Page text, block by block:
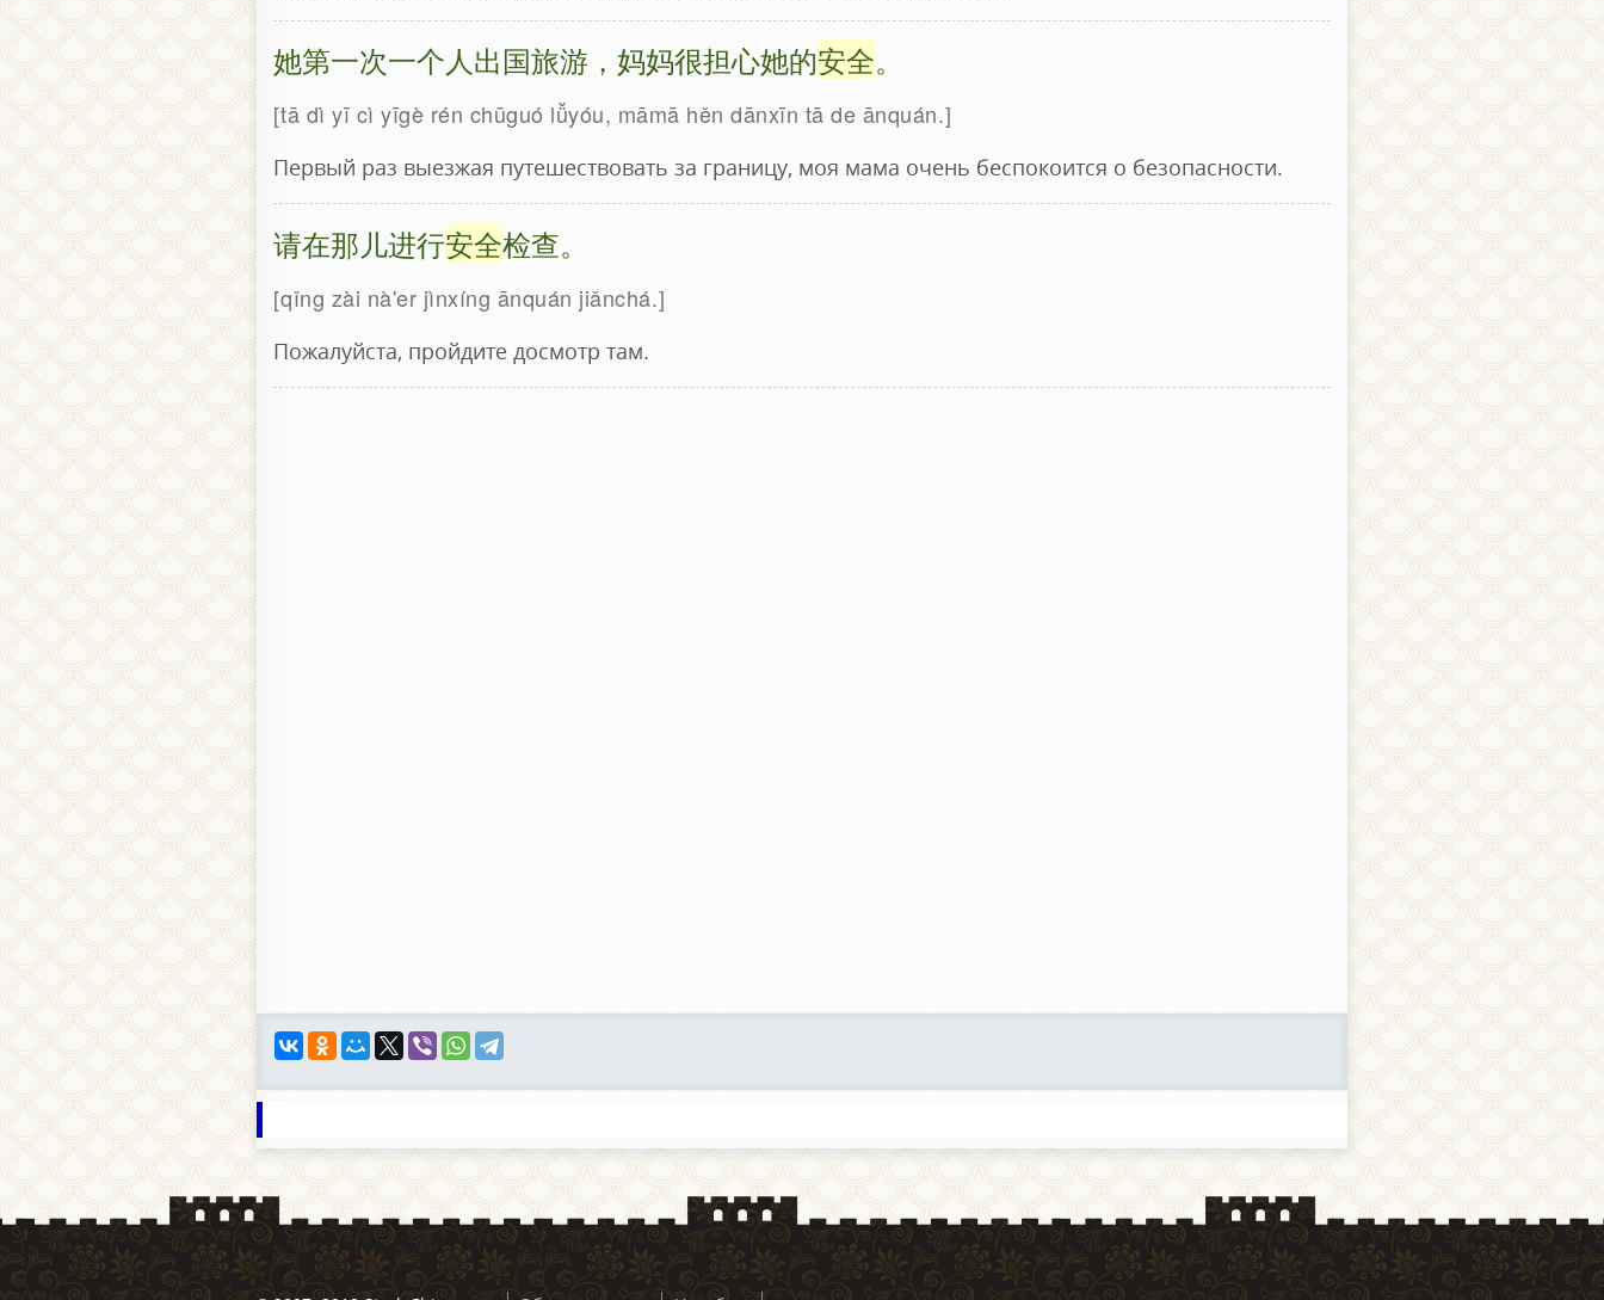
她第一次一个人出国旅游，妈妈很担心她的安全。
tā dì yī cì yīgè rén chūguó lǚyóu, māmā hěn dānxīn tā de ānquán.
Первый раз выезжая путешествовать за границу, моя мама очень беспокоится о безопасности.
请在那儿进行安全检查。
qǐng zài nà'er jìnxíng ānquán jiǎnchá.
Пожалуйста, пройдите досмотр там.